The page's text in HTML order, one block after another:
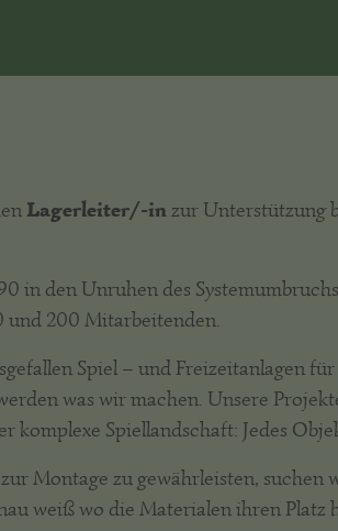
Lagerleiter/-inzur Unterstützung
in den Unruhen des
und 200 Mitarbeitenden.
Spiel – und Freizeitanlagen
was wir machen. Unsere
komplexe Spiellandschaft: Jedes
Montage zu gewährleisten,
weiß wo die Materialen ihren Platz